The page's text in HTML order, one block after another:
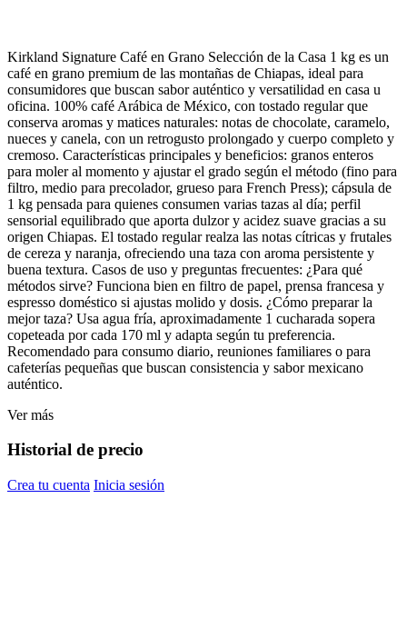
Kirkland Signature Café en Grano Selección de la Casa 1 kg es un
café en grano premium de las montañas de Chiapas, ideal para
consumidores que buscan sabor auténtico y versatilidad en casa u
oficina. 100% café Arábica de México, con tostado regular que
conserva aromas y matices naturales: notas de chocolate, caramelo,
nueces y canela, con un retrogusto prolongado y cuerpo completo y
cremoso. Características principales y beneficios: granos enteros
para moler al momento y ajustar el grado según el método (fino para
filtro, medio para precolador, grueso para French Press); cápsula de
1 kg pensada para quienes consumen varias tazas al día; perfil
sensorial equilibrado que aporta dulzor y acidez suave gracias a su
origen Chiapas. El tostado regular realza las notas cítricas y frutales
de cereza y naranja, ofreciendo una taza con aroma persistente y
buena textura. Casos de uso y preguntas frecuentes: ¿Para qué
métodos sirve? Funciona bien en filtro de papel, prensa francesa y
espresso doméstico si ajustas molido y dosis. ¿Cómo preparar la
mejor taza? Usa agua fría, aproximadamente 1 cucharada sopera
copeteada por cada 170 ml y adapta según tu preferencia.
Recomendado para consumo diario, reuniones familiares o para
cafeterías pequeñas que buscan consistencia y sabor mexicano
auténtico.
Ver más
Historial de precio
Crea tu cuenta Inicia sesión